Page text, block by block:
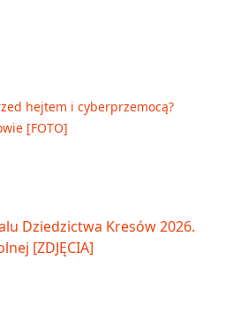
hejtem i cyberprzemocą?
[FOTO]